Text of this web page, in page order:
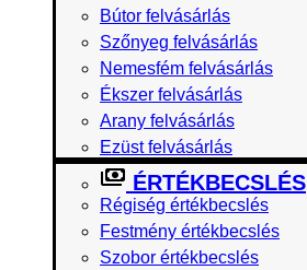
Bútor felvásárlás
Szőnyeg felvásárlás
Nemesfém felvásárlás
Ékszer felvásárlás
Arany felvásárlás
Ezüst felvásárlás
ÉRTÉKBECSLÉS
Régiség értékbecslés
Festmény értékbecslés
Szobor értékbecslés